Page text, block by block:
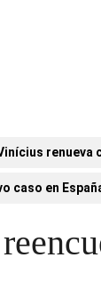
renueva
caso en